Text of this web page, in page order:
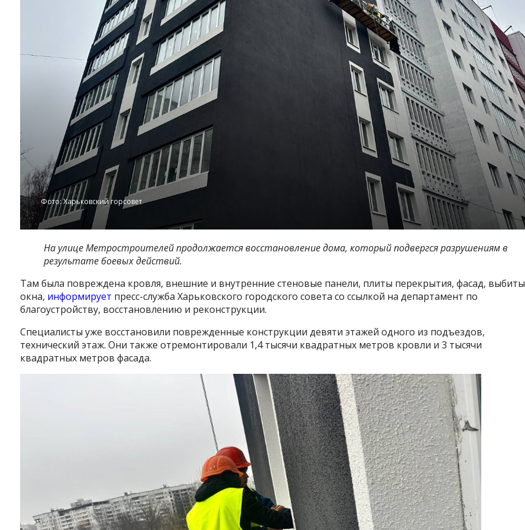
Фото: Харьковский горсовет
На улице Метростроителей продолжается восстановление дома, который подвергся разрушениям в
результате боевых действий.
Там была повреждена кровля, внешние и внутренние стеновые панели, плиты перекрытия, фасад, выбиты
окна, информирует пресс-служба Харьковского городского совета со ссылкой на департамент по
благоустройству, восстановлению и реконструкции.
Специалисты уже восстановили поврежденные конструкции девяти этажей одного из подъездов,
технический этаж. Они также отремонтировали 1,4 тысячи квадратных метров кровли и 3 тысячи
квадратных метров фасада.